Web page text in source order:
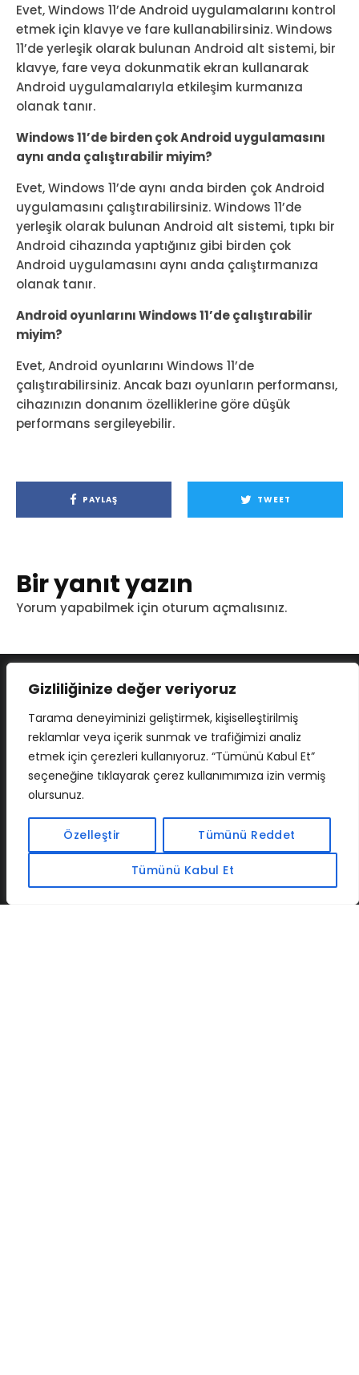
Gizliliğinize değer veriyoruz
Tarama deneyiminizi geliştirmek, kişiselleştirilmiş
reklamlar veya içerik sunmak ve trafiğimizi analiz
etmek için çerezleri kullanıyoruz. “Tümünü Kabul Et”
seçeneğine tıklayarak çerez kullanımımıza izin vermiş
olursunuz.
Özelleştir Tümünü Reddet
Tümünü Kabul Et
Evet, Windows 11’de Android uygulamalarını kontrol
etmek için klavye ve fare kullanabilirsiniz. Windows
11’de yerleşik olarak bulunan Android alt sistemi, bir
klavye, fare veya dokunmatik ekran kullanarak
Android uygulamalarıyla etkileşim kurmanıza
olanak tanır.
Windows 11’de birden çok Android uygulamasını
aynı anda çalıştırabilir miyim?
Evet, Windows 11’de aynı anda birden çok Android
uygulamasını çalıştırabilirsiniz. Windows 11’de
yerleşik olarak bulunan Android alt sistemi, tıpkı bir
Android cihazında yaptığınız gibi birden çok
Android uygulamasını aynı anda çalıştırmanıza
olanak tanır.
Android oyunlarını Windows 11’de çalıştırabilir
miyim?
Evet, Android oyunlarını Windows 11’de
çalıştırabilirsiniz. Ancak bazı oyunların performansı,
cihazınızın donanım özelliklerine göre düşük
performans sergileyebilir.
PAYLAŞ TWEET
Bir yanıt yazın
Yorum yapabilmek için oturum açmalısınız.
İLETIŞIM BAF CADSOFTUSA MAXIMUMPCGUIDES